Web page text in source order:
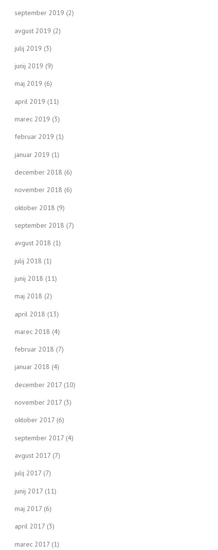
september 2019 (2)
avgust 2019 (2)
julij 2019 (3)
junij 2019 (9)
maj 2019 (6)
april 2019 (11)
marec 2019 (3)
februar 2019 (1)
januar 2019 (1)
december 2018 (6)
november 2018 (6)
oktober 2018 (9)
september 2018 (7)
avgust 2018 (1)
julij 2018 (1)
junij 2018 (11)
maj 2018 (2)
april 2018 (13)
marec 2018 (4)
februar 2018 (7)
januar 2018 (4)
december 2017 (10)
november 2017 (3)
oktober 2017 (6)
september 2017 (4)
avgust 2017 (7)
julij 2017 (7)
junij 2017 (11)
maj 2017 (6)
april 2017 (3)
marec 2017 (1)